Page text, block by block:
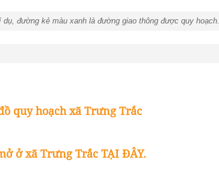
đường kẻ màu xanh là đường giao thông được quy hoạch.
quy hoạch xã Trưng Trắc
ở xã Trưng Trắc TẠI ĐÂY.